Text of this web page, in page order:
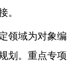
。
领域为对象编
划。重点专项